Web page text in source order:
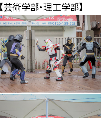
【芸術学部・理工学部】